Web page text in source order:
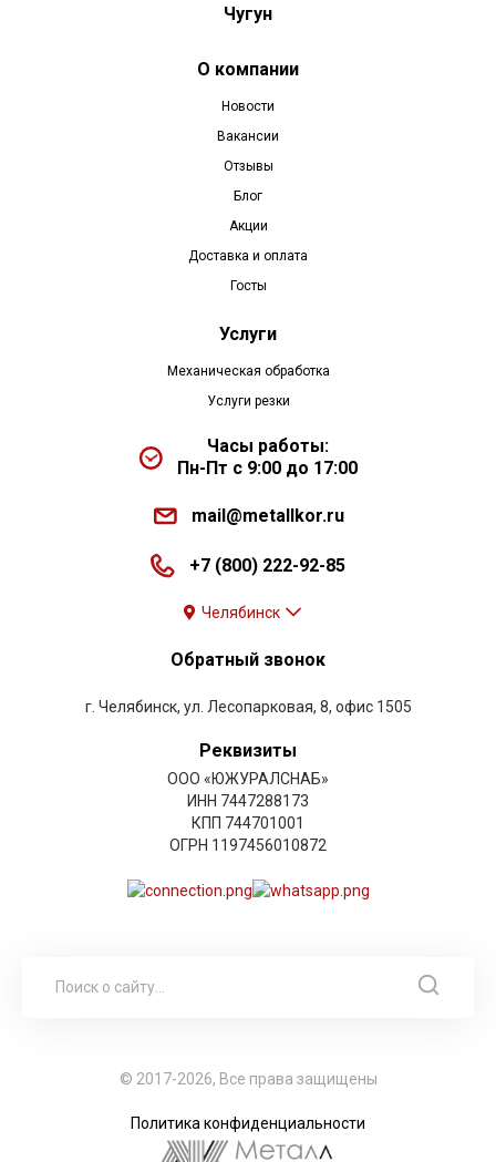
Чугун
О компании
Новости
Вакансии
Отзывы
Блог
Акции
Доставка и оплата
Госты
Услуги
Механическая обработка
Услуги резки
Часы работы:
Пн-Пт с 9:00 до 17:00
mail@metallkor.ru
+7 (800) 222-92-85
Челябинск
Обратный звонок
г. Челябинск, ул. Лесопарковая, 8, офис 1505
Реквизиты
ООО «ЮЖУРАЛСНАБ»
ИНН 7447288173
КПП 744701001
ОГРН 1197456010872
© 2017-2026, Все права защищены
Политика конфиденциальности